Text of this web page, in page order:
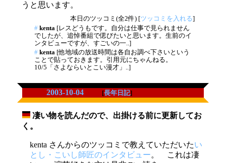
うと思います。
本日のツッコミ(全2件) [ツッコミを入れる]
# kenta [レスどうもです。自分は仕事で見られません
でしたが、追悼番組で偲びたいと思います。生前のイ
ンタビューですが、すごいの一..]
# kenta [他地域の放送時間は各自お調べ下さいという
ことで貼っておきます。引用元にちゃんねる。
10/5「さよならいとこい漫才」..]
2003-10-04 [長年日記]
凄い物を読んだので、出掛ける前に更新してお
く。
kenta さんからのツッコミで教えていただいたい
とし・こいし師匠のインタビュー。 これは凄